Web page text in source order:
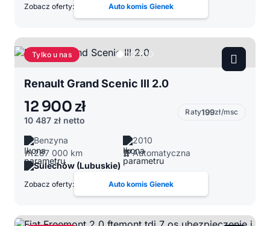
Zobacz oferty: Auto komis Gienek
Tylko u nas
Renault Grand Scenic III 2.0
12 900 zł
10 487 zł netto
Raty199zł/msc
Benzyna
2010
287 000 km
Automatyczna
Sulechów (Lubuskie)
Zobacz oferty: Auto komis Gienek